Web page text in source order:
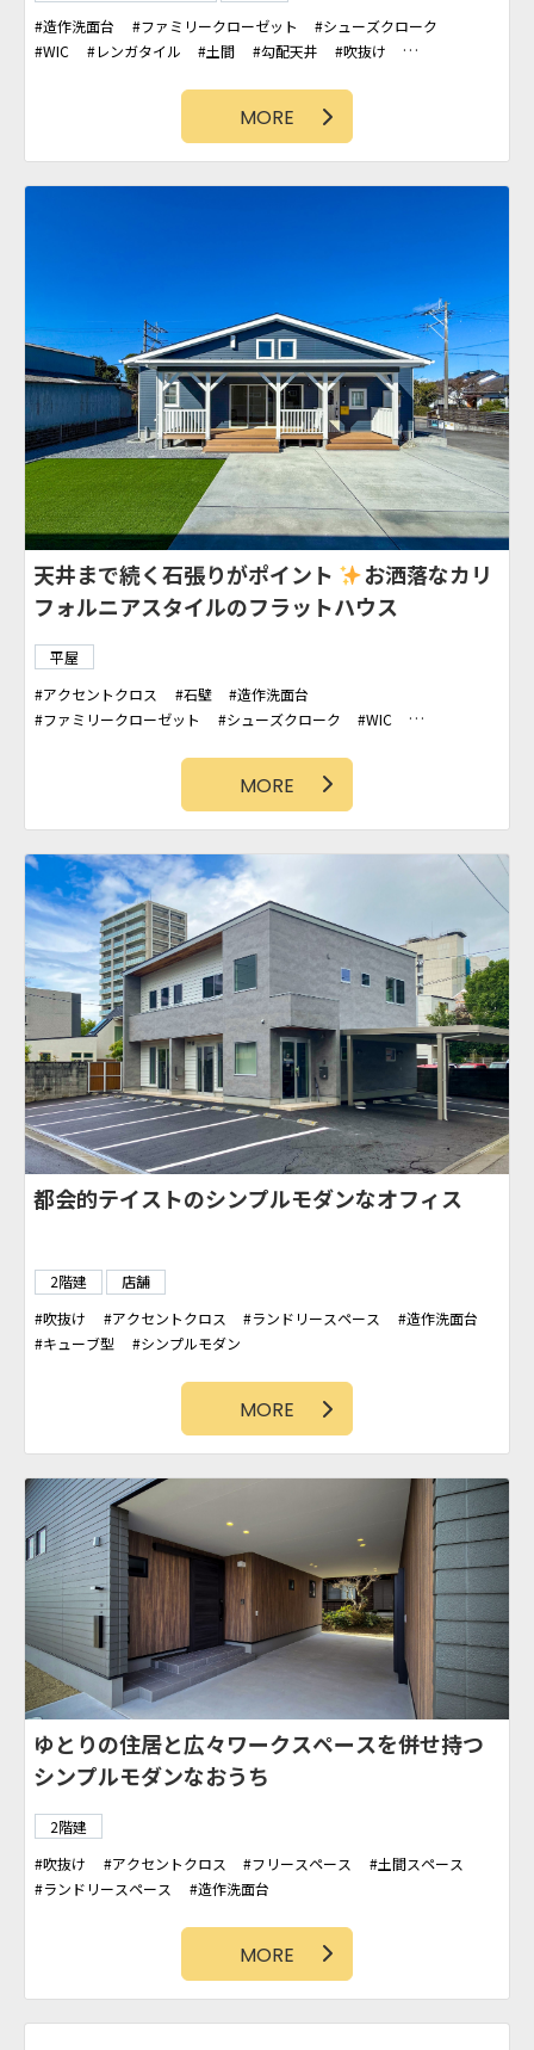
造作洗面台 ファミリークローゼット
シューズクローク
WIC
レンガタイル 土間 勾配天井
吹抜け
MORE
天井まで続く石張りがポイント
お洒落なカリ
フォルニアスタイルのフラットハウス
平屋
アクセントクロス
石壁
造作洗面台
ファミリークローゼット
シューズクローク
WIC
MORE
都会的テイストのシンプルモダンなオフィス
2階建
店舗
吹抜け
アクセントクロス ランドリースペース
造作洗面台
キューブ型
シンプルモダン
MORE
ゆとりの住居と広々ワークスペースを併せ持つ
シンプルモダンなおうち
2階建
吹抜け
アクセントクロス フリースペース
土間スペース
ランドリースペース
造作洗面台
MORE